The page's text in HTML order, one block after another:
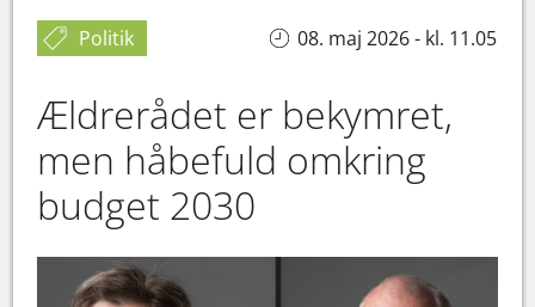
Politik 08. maj 2026 - kl. 11.05
Ældrerådet er bekymret,
men håbefuld omkring
budget 2030